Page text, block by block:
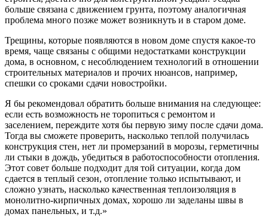
больше связана с движением грунта, поэтому аналогичная
проблема много позже может возникнуть и в старом доме.
Трещины, которые появляются в новом доме спустя какое-то
время, чаще связаны с общими недостатками конструкции
дома, в основном, с несоблюдением технологий в отношении
строительных материалов и прочих нюансов, например,
спешки со сроками сдачи новостройки.
Я бы рекомендовал обратить больше внимания на следующее:
если есть возможность не торопиться с ремонтом и
заселением, переждите хотя бы первую зиму после сдачи дома.
Тогда вы сможете проверить, насколько теплой получилась
конструкция стен, нет ли промерзаний в морозы, герметичны
ли стыки в дождь, убедиться в работоспособности отопления.
Этот совет больше подходит для той ситуации, когда дом
сдается в теплый сезон, отопление только испытывают, и
сложно узнать, насколько качественная теплоизоляция в
монолитно-кирпичных домах, хорошо ли заделаны швы в
домах панельных, и т.д.»